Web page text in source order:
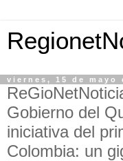
viernes, 15 de mayo
Gobierno del
iniciativa del
Colombia: un